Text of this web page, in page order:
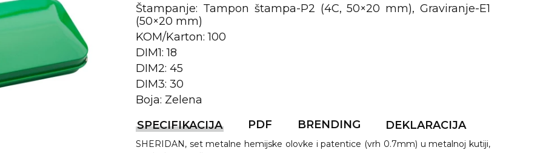
Štampanje: Tampon štampa-P2 (4C, 50×20 mm), Graviranje-E1
(50×20 mm)
KOM/Karton: 100
DIM1: 18
DIM2: 45
DIM3: 30
Boja: Zelena
SPECIFIKACIJA
PDF BRENDING DEKLARACIJA
SHERIDAN, set metalne hemijske olovke i patentice (vrh 0.7mm) u metalnoj kutiji,